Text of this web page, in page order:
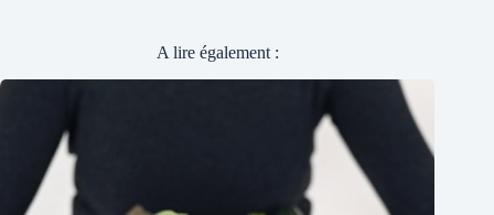
A lire également :